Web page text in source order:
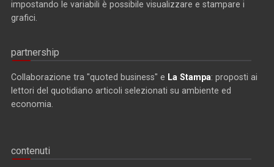
impostando le variabili è possibile visualizzare e stampare i
grafici.
partnership
Collaborazione tra "quoted business" e La Stampa: proposti ai
lettori del quotidiano articoli selezionati su ambiente ed
economia.
contenuti